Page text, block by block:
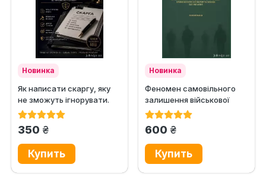
Новинка
Як написати скаргу, яку
не зможуть ігнорувати.
Практичний посібник із...
350 грн.
Новинка
Феномен самовільного
залишення військової
частини або місця служби
600 грн.